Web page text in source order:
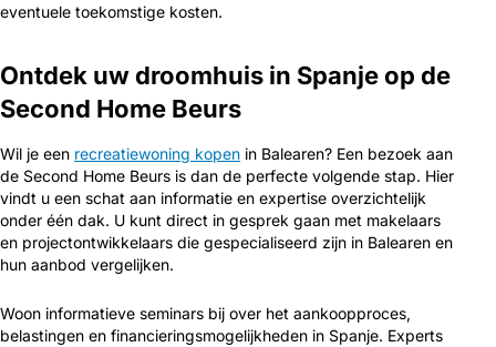
eventuele toekomstige kosten.
Ontdek uw droomhuis in Spanje op de
Second Home Beurs
Wil je een recreatiewoning kopen in Balearen? Een bezoek aan
de Second Home Beurs is dan de perfecte volgende stap. Hier
vindt u een schat aan informatie en expertise overzichtelijk
onder één dak. U kunt direct in gesprek gaan met makelaars
en projectontwikkelaars die gespecialiseerd zijn in Balearen en
hun aanbod vergelijken.
Woon informatieve seminars bij over het aankoopproces,
belastingen en financieringsmogelijkheden in Spanje. Experts